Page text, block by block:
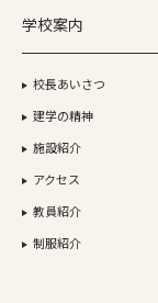
学校案内
校長あいさつ
建学の精神
施設紹介
アクセス
教員紹介
制服紹介